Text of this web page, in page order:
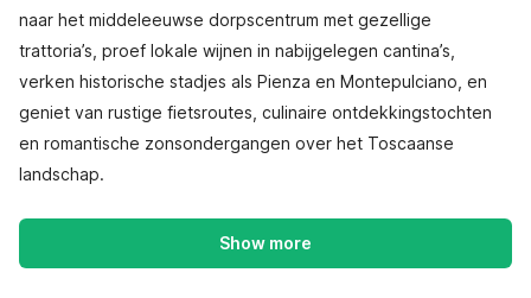
naar het middeleeuwse dorpscentrum met gezellige
trattoria’s, proef lokale wijnen in nabijgelegen cantina’s,
verken historische stadjes als Pienza en Montepulciano, en
geniet van rustige fietsroutes, culinaire ontdekkingstochten
en romantische zonsondergangen over het Toscaanse
landschap.
Show more